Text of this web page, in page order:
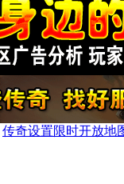
传奇设置限时开放地